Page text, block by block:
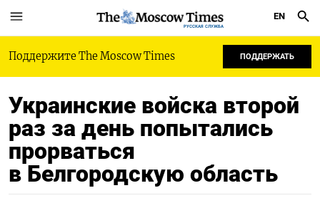
РУССКАЯ СЛУЖБА
EN
Поддержите The Moscow Times ПОДДЕРЖАТЬ
Украинские войска второй
раз за день попытались
прорваться
в Белгородскую область